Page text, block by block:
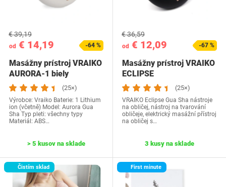
od € 14,19
€ 39,19
-64 %
Masážny prístroj VRAIKO
AURORA-1 biely
(25×)
Výrobce: Vraiko Baterie: 1 Lithium
ion (včetně) Model: Aurora Gua
Sha Typ pleti: všechny typy
Materiál: ABS…
> 5 kusov na sklade
od € 12,09
€ 36,59
-67 %
Masážny prístroj VRAIKO
ECLIPSE
(25×)
VRAIKO Eclipse Gua Sha nástroje
na obličej, nástroj na tvarování
obličeje, elektrický masážní přístroj
na obličej s…
3 kusy na sklade
Čistím sklad First minute